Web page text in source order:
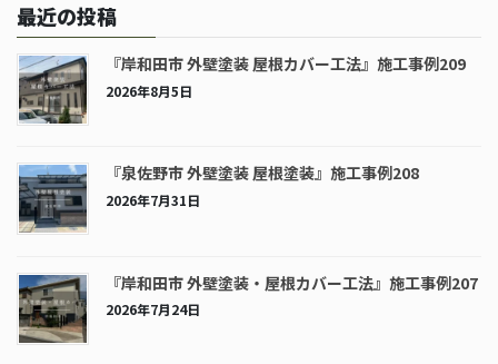
最近の投稿
『岸和田市 外壁塗装 屋根カバー工法』施工事例209
2026年8月5日
『泉佐野市 外壁塗装 屋根塗装』施工事例208
2026年7月31日
『岸和田市 外壁塗装・屋根カバー工法』施工事例207
2026年7月24日